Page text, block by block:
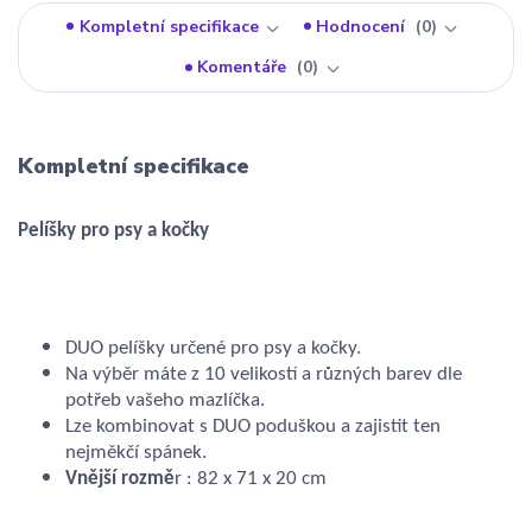
Kompletní specifikace Hodnocení
0
Komentáře
0
Kompletní specifikace
Pelíšky pro psy a kočky
DUO pelíšky určené pro psy a kočky.
Na výběr máte z 10 velikostí a různých barev dle
potřeb vašeho mazlíčka.
Lze kombinovat s DUO poduškou a zajistit ten
nejměkčí spánek.
Vnější rozměr : 82 x 71 x 20 cm